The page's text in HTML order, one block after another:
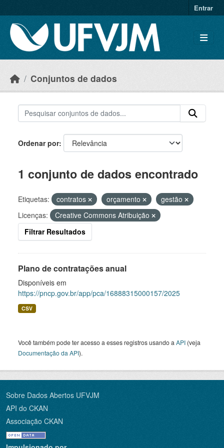
Entrar
Conjuntos de dados
Ordenar por
1 conjunto de dados encontrado
Etiquetas: contratos orçamento
gestão
Licenças:
Creative Commons Atribuição
Filtrar Resultados
Plano de contratações anual
Disponíveis em
https://pncp.gov.br/app/pca/16888315000157/2025
CSV
Você também pode ter acesso a esses registros usando a API (veja
Documentação da API).
Sobre Dados Abertos UFVJM
API do CKAN
Associação CKAN